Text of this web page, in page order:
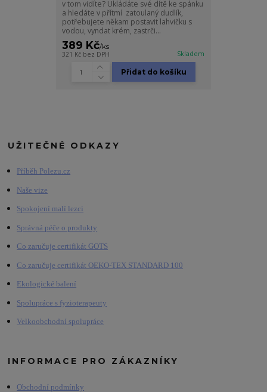
v tom vidíte? Ukládáte své dítě ke spánku
a hledáte v přítmí zatoulaný dudlík,
potřebujete někam postavit lahvičku s
vodou, vyndat krém, zastrči...
389 Kč/ks
321 Kč bez DPH Skladem
Přidat do košíku
UŽITEČNÉ ODKAZY
Příběh Polezu.cz
Naše vize
Spokojení malí lezci
Správná péče o produkty
Co zaručuje certifikát GOTS
Co zaručuje certifikát OEKO-TEX STANDARD 100
Ekologické balení
Spolupráce s fyzioterapeuty
Velkoobchodní spolupráce
INFORMACE PRO ZÁKAZNÍKY
Obchodní podmínky